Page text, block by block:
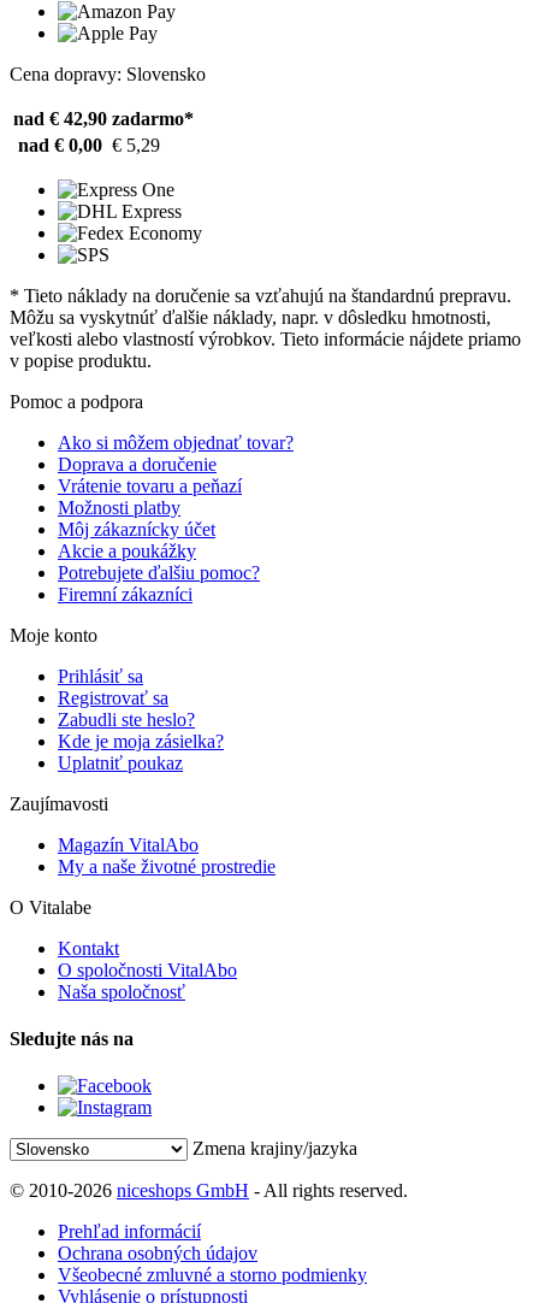
Cena dopravy: Slovensko
nad € 42,90 zadarmo*
nad € 0,00 € 5,29
* Tieto náklady na doručenie sa vzťahujú na štandardnú prepravu.
Môžu sa vyskytnúť ďalšie náklady, napr. v dôsledku hmotnosti,
veľkosti alebo vlastností výrobkov. Tieto informácie nájdete priamo
v popise produktu.
Pomoc a podpora
Ako si môžem objednať tovar?
Doprava a doručenie
Vrátenie tovaru a peňazí
Možnosti platby
Môj zákaznícky účet
Akcie a poukážky
Potrebujete ďalšiu pomoc?
Firemní zákazníci
Moje konto
Prihlásiť sa
Registrovať sa
Zabudli ste heslo?
Kde je moja zásielka?
Uplatniť poukaz
Zaujímavosti
Magazín VitalAbo
My a naše životné prostredie
O Vitalabe
Kontakt
O spoločnosti VitalAbo
Naša spoločnosť
Sledujte nás na
Zmena krajiny/jazyka
© 2010-2026 niceshops GmbH - All rights reserved.
Prehľad informácií
Ochrana osobných údajov
Všeobecné zmluvné a storno podmienky
Vyhlásenie o prístupnosti